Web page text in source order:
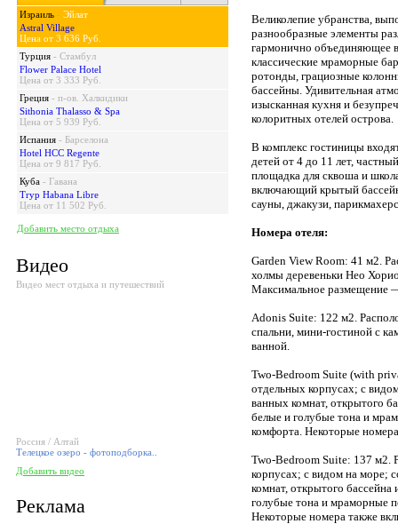
Израиль - Эйлат
Astral Village
Цена от 3 636 Руб.
Турция - Стамбул
Flower Palace Hotel
Цена от 3 333 Руб.
Греция - п-ов. Халкидики
Sithonia Thalasso & Spa
Цена от 5 939 Руб.
Испания - Барселона
Hotel HCC Regente
Цена от 9 817 Руб.
Куба - Гавана
Tryp Habana Libre
Цена от 11 502 Руб.
Добавить место отдыха
Видео
Видео мест отдыха и путешествий
Россия / Алтай
Телецкое озеро - фотоподборка..
Добавить видео
Реклама
Великолепие убранства,
разнообразные элементы
гармонично объединяющее
классические мраморные
ротонды, грациозные
бассейны. Удивительная
изысканная кухня и
колоритных отелей острова.
В комплекс гостиницы
детей от 4 до 11 лет,
площадка для сквоша и
включающий крытый
сауны, джакузи,
Номера отеля:
Garden View Room: 41 м2.
холмы деревеньки Нео
Максимальное размещение
Adonis Suite: 122 м2.
спальни, мини-гостиной с
ванной.
Two-Bedroom Suite (with
отдельных корпусах; с
ванных комнат, открытого
белые и голубые тона и
комфорта. Некоторые
Two-Bedroom Suite: 137 м2.
корпусах; с видом на море;
комнат, открытого
голубые тона и мраморные
Некоторые номера также